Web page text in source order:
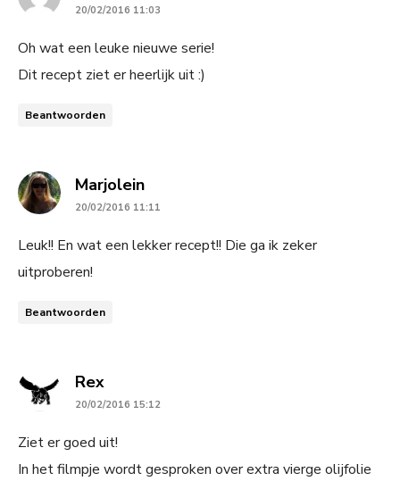
20/02/2016 11:03
Oh wat een leuke nieuwe serie!
Dit recept ziet er heerlijk uit :)
Beantwoorden
Marjoleinsays:
20/02/2016 11:11
Leuk!! En wat een lekker recept!! Die ga ik zeker
uitproberen!
Beantwoorden
Rexsays:
20/02/2016 15:12
Ziet er goed uit!
In het filmpje wordt gesproken over extra vierge olijfolie